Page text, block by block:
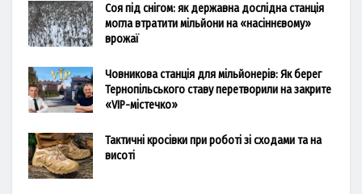
Соя під снігом: як державна дослідна станція
могла втратити мільйони на «насіннєвому»
врожаї
Човникова станція для мільйонерів: Як берег
Тернопільського ставу перетворили на закрите
«VIP-містечко»
Тактичні кросівки при роботі зі сходами та на
висоті